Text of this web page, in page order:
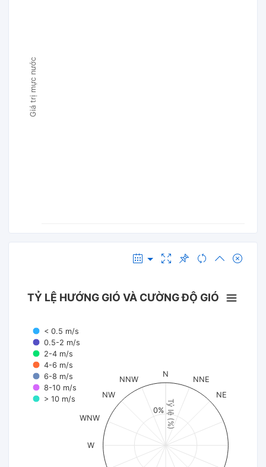
Giá trị mực nước
Tỷ lệ (%)
TỶ LỆ HƯỚNG GIÓ VÀ CƯỜNG ĐỘ GIÓ
< 0.5 m/s
0.5-2 m/s
2-4 m/s
4-6 m/s
6-8 m/s
8-10 m/s
> 10 m/s
N
NNE
NE
W
WNW
NW
NNW
0%